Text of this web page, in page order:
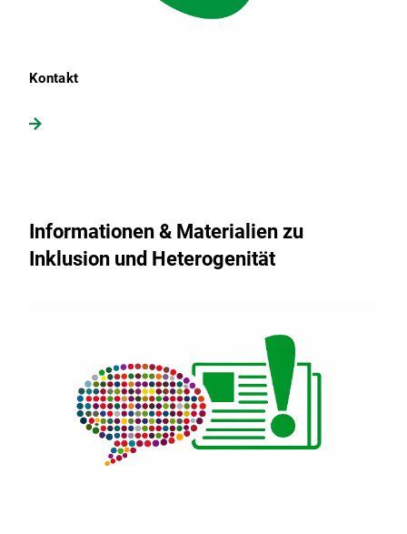
Kontakt
Informationen & Materialien zu
Inklusion und Heterogenität